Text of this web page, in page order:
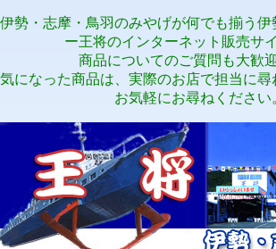
伊勢・志摩・鳥羽のみやげが何でも揃う伊
ー王将のインターネット販売サ
商品についてのご質問も大歓迎
気になった商品は、実際のお店で担当に尋
お気軽にお尋ねください